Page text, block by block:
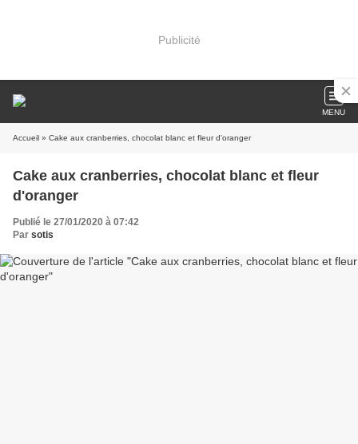
Publicité
MENU
Accueil » Cake aux cranberries, chocolat blanc et fleur d'oranger
Cake aux cranberries, chocolat blanc et fleur
d'oranger
Publié le 27/01/2020 à 07:42
Par sotis